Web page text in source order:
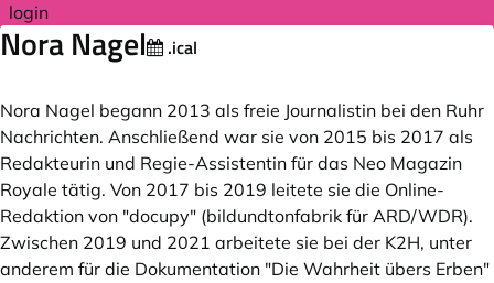
login
Nora Nagel .ical
Nora Nagel begann 2013 als freie Journalistin bei den Ruhr
Nachrichten. Anschließend war sie von 2015 bis 2017 als
Redakteurin und Regie-Assistentin für das Neo Magazin
Royale tätig. Von 2017 bis 2019 leitete sie die Online-
Redaktion von "docupy" (bildundtonfabrik für ARD/WDR).
Zwischen 2019 und 2021 arbeitete sie bei der K2H, unter
anderem für die Dokumentation "Die Wahrheit übers Erben"